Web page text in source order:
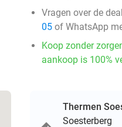
Vragen over de
05 of WhatsApp
Koop zonder
aankoop is 100%
Thermen
Soesterberg